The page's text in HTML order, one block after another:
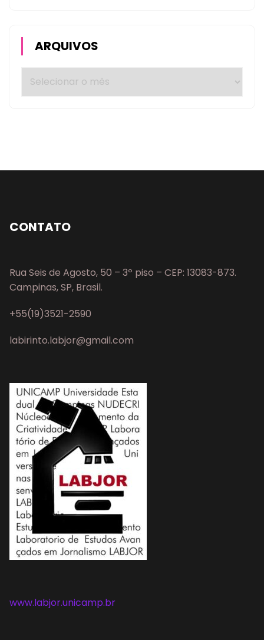
ARQUIVOS
CONTATO
Rua Seis de Agosto, 50 – 3º piso – CEP: 13083-873.
Campinas, SP, Brasil.
+55(19)3521-2590
labirinto.labjor@gmail.com
www.labjor.unicamp.br